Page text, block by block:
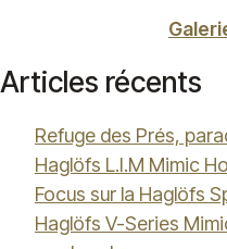
Articles récents
Refuge des Prés,
Haglöfs L.I.M Mimic
Focus sur la Haglöfs
Haglöfs V-Series